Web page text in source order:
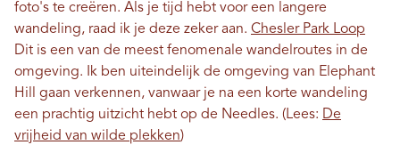
foto's te creëren. Als je tijd hebt voor een langere
wandeling, raad ik je deze zeker aan. Chesler Park Loop
Dit is een van de meest fenomenale wandelroutes in de
omgeving. Ik ben uiteindelijk de omgeving van Elephant
Hill gaan verkennen, vanwaar je na een korte wandeling
een prachtig uitzicht hebt op de Needles. (Lees: De
vrijheid van wilde plekken)